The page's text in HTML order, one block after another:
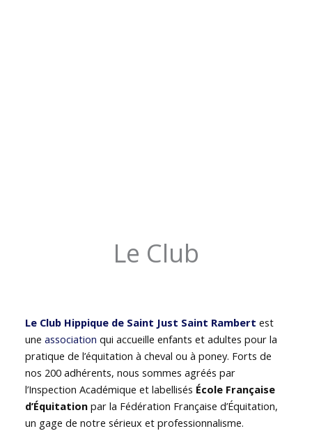
Le Club
Le Club Hippique de Saint Just Saint Rambert est
uneassociation qui accueille enfants et adultes pour la
pratique de l’équitation à cheval ou à poney. Forts de
nos 200 adhérents, nous sommes agréés par
l’Inspection Académique et labellisés École Française
d’Équitation par la Fédération Française d’Équitation,
un gage de notre sérieux et professionnalisme.